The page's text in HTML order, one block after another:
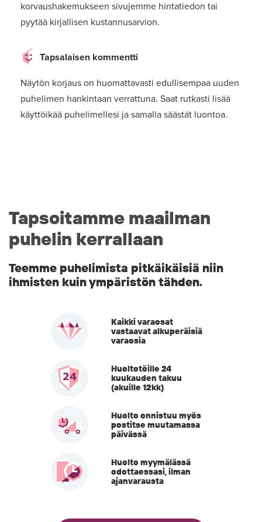
korvaushakemukseen sivujemme hintatiedon tai
pyytää kirjallisen kustannusarvion.
Tapsalaisen kommentti
Näytön korjaus on huomattavasti edullisempaa uuden
puhelimen hankintaan verrattuna. Saat rutkasti lisää
käyttöikää puhelimellesi ja samalla säästät luontoa.
Tapsoitamme maailman
puhelin kerrallaan
Teemme puhelimista pitkäikäisiä niin
ihmisten kuin ympäristön tähden.
Kaikki varaosat
vastaavat alkuperäisiä
varaosia
Huoltotöille 24
kuukauden takuu
(akuille 12kk)
Huolto onnistuu myös
postitse muutamassa
päivässä
Huolto myymälässä
odottaessasi, ilman
ajanvarausta